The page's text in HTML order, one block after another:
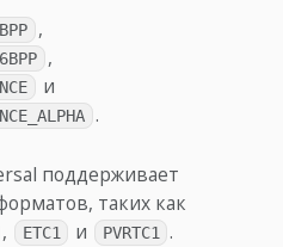
,
,
и
.
поддерживает
таких как
, ETC1 и PVRTC1 .